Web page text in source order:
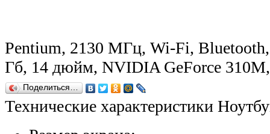
Pentium, 2130 МГц, Wi-Fi,
Гб, 14 дюйм, NVIDIA GeForce
Поделиться…
Технические характеристики